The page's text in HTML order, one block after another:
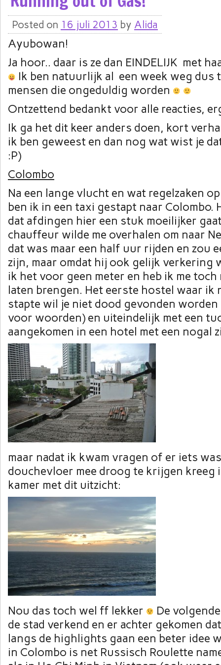
Posted on 16 juli 2013 by Alida
Ayubowan!
Ja hoor.. daar is ze dan EINDELIJK met
Ik ben natuurlijk al een week weg dus
mensen die ongeduldig worden
Ontzettend bedankt voor alle reacties,
Ik ga het dit keer anders doen, kort
ik ben geweest en dan nog wat wist je
:P)
Colombo
Na een lange vlucht en wat regelzaken
ben ik in een taxi gestapt naar Colombo.
dat afdingen hier een stuk moeilijker
chauffeur wilde me overhalen om naar
dat was maar een half uur rijden en zou
zijn, maar omdat hij ook gelijk verkering
ik het voor geen meter en heb ik me toch
laten brengen. Het eerste hostel waar ik
stapte wil je niet dood gevonden worden
voor woorden) en uiteindelijk met een
aangekomen in een hotel met een nogal
maar nadat ik kwam vragen of er iets
douchevloer mee droog te krijgen kreeg
kamer met dit uitzicht:
Nou das toch wel ff lekker
De
de stad verkend en er achter gekomen
langs de highlights gaan een beter idee
in Colombo is net Russisch Roulette